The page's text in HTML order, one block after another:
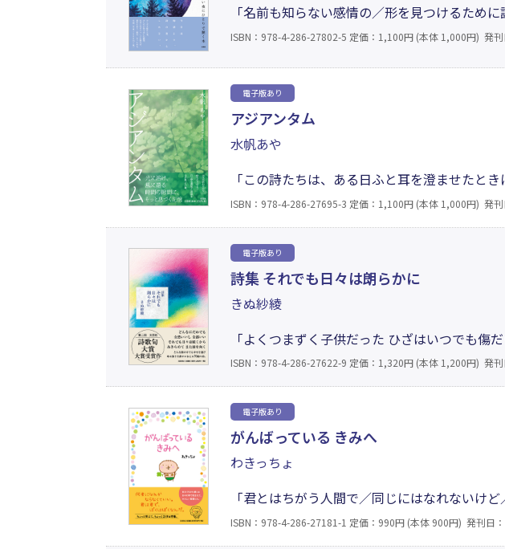
「名前も知らない感情の／形を見つけるため
この詩を読んで」少しだけ疲れた夜。少しだ
ISBN：978-4-286-27802-5 定価：1,100円 (本体 1,000円) 発
電子版あり
アジアンタム
水帆あや
「この詩たちは、ある日ふと耳を澄ませたと
めき──それらはいつも記憶の奥で静かに揺れ
きますように」（本文より）。10代の終わり
ISBN：978-4-286-27695-3 定価：1,100円 (本体 1,000円) 発
電子版あり
詩集 それでも日々は朗らかに
きぬ紗綾
「よくつまずく子供だった ひざはいつでも傷
普通でいたかった あなたも色々あったけど 私
それでも日々は続くから あきらめて また前を
り）第2回文芸社詩歌句大賞受賞作品。
ISBN：978-4-286-27622-9 定価：1,320円 (本体 1,200円) 発
電子版あり
がんばっている きみへ
わきっちょ
「君とはちがう人間で／同じにはなれないけ
れない／どっか一緒に寄り添えるかもしれな
してきた日々の中で生まれた、ゆるっと本気
ISBN：978-4-286-27181-1 定価：990円 (本体 900円) 発刊日